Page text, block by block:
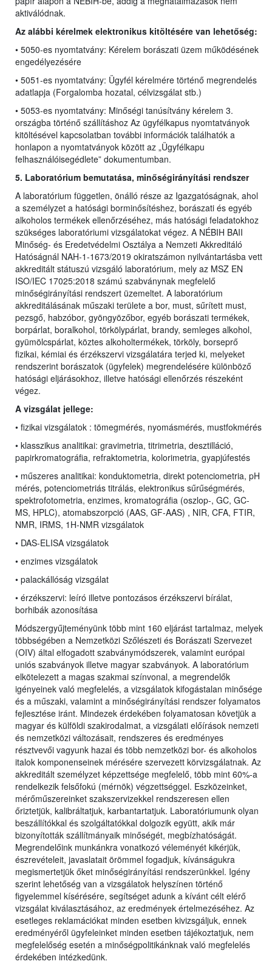
aktiválódnak.
Az alábbi kérelmek elektronikus kitöltésére van lehetőség:
• 5050-es nyomtatvány: Kérelem borászati üzem működésének
engedélyezésére
• 5051-es nyomtatvány: Ügyfél kérelmére történő megrendelés
adatlapja (Forgalomba hozatal, célvizsgálat stb.)
• 5053-es nyomtatvány: Minőségi tanúsítvány kérelem 3.
országba történő szállításhoz Az ügyfélkapus nyomtatványok
kitöltésével kapcsolatban további információk találhatók a
honlapon a nyomtatványok között az „Ügyfélkapu
felhasználóisegédlete” dokumentumban.
5. Laboratórium bemutatása, minőségirányítási rendszer
A laboratórium független, önálló része az Igazgatóságnak, ahol
a személyzet a hatósági borminősítéshez, borászati és egyéb
alkoholos termékek ellenőrzéséhez, más hatósági feladatokhoz
szükséges laboratóriumi vizsgálatokat végez. A NÉBIH BAII
Minőség- és Eredetvédelmi Osztálya a Nemzeti Akkreditáló
Hatóságnál NAH-1-1673/2019 okiratszámon nyilvántartásba vett
akkreditált státuszú vizsgáló laboratórium, mely az MSZ EN
ISO/IEC 17025:2018 számú szabványnak megfelelő
minőségirányítási rendszert üzemeltet. A laboratórium
akkreditálásának műszaki területe a bor, must, sűrített must,
pezsgő, habzóbor, gyöngyözőbor, egyéb borászati termékek,
borpárlat, boralkohol, törkölypárlat, brandy, semleges alkohol,
gyümölcspárlat, köztes alkoholtermékek, törköly, borseprő
fizikai, kémiai és érzékszervi vizsgálatára terjed ki, melyeket
rendszerint borászatok (ügyfelek) megrendelésére különböző
hatósági eljárásokhoz, illetve hatósági ellenőrzés részeként
végez.
A vizsgálat jellege:
• fizikai vizsgálatok : tömegmérés, nyomásmérés, mustfokmérés
• klasszikus analitikai: gravimetria, titrimetria, desztilláció,
papirkromatográfia, refraktometria, kolorimetria, gyapjúfestés
• műszeres analitikai: konduktometria, direkt potenciometria, pH
mérés, potenciometriás titrálás, elektronikus sűrűségmérés,
spektrofotometria, enzimes, kromatográfia (oszlop-, GC, GC-
MS, HPLC), atomabszorpció (AAS, GF-AAS) , NIR, CFA, FTIR,
NMR, IRMS, 1H-NMR vizsgálatok
• DAS-ELISA vizsgálatok
• enzimes vizsgálatok
• palackállóság vizsgálat
• érzékszervi: leíró illetve pontozásos érzékszervi bírálat,
borhibák azonosítása
Módszergyűjteményünk több mint 160 eljárást tartalmaz, melyek
többségében a Nemzetközi Szőlészeti és Borászati Szervezet
(OIV) által elfogadott szabványmódszerek, valamint európai
uniós szabványok illetve magyar szabványok. A laboratórium
elkötelezett a magas szakmai színvonal, a megrendelők
igényeinek való megfelelés, a vizsgálatok kifogástalan minősége
és a műszaki, valamint a minőségirányítási rendszer folyamatos
fejlesztése iránt. Mindezek érdekében folyamatosan követjük a
magyar és külföldi szakirodalmat, a vizsgálati előírások nemzeti
és nemzetközi változásait, rendszeres és eredményes
résztvevői vagyunk hazai és több nemzetközi bor- és alkoholos
italok komponenseinek mérésére szervezett körvizsgálatnak. Az
akkreditált személyzet képzettsége megfelelő, több mint 60%-a
rendelkezik felsőfokú (mérnök) végzettséggel. Eszközeinket,
mérőműszereinket szakszervizekkel rendszeresen ellen
őriztetjük, kalibráltatjuk, karbantartatjuk. Laboratóriumunk olyan
beszállítókkal és szolgáltatókkal dolgozik együtt, akik már
bizonyították szállítmányaik minőségét, megbízhatóságát.
Megrendelőink munkánkra vonatkozó véleményét kikérjük,
észrevételeit, javaslatait örömmel fogadjuk, kívánságukra
megismertetjük őket minőségirányítási rendszerünkkel. Igény
szerint lehetőség van a vizsgálatok helyszínen történő
figyelemmel kísérésére, segítséget adunk a kívánt célt elérő
vizsgálat kiválasztásához, az eredmények értelmezéséhez. Az
esetleges reklamációkat minden esetben kivizsgáljuk, ennek
eredményéről ügyfeleinket minden esetben tájékoztatjuk, nem
megfelelőség esetén a minőségpolitikánknak való megfelelés
érdekében intézkedünk.